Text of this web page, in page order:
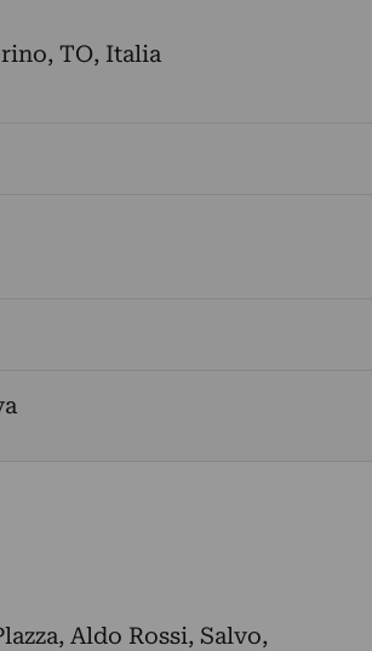
TO, Italia
Aldo Rossi, Salvo,